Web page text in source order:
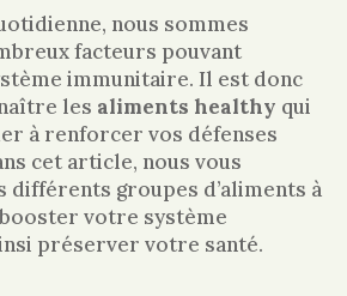
nous sommes
facteurs pouvant
immunitaire. Il est donc
les aliments healthy qui
à renforcer vos défenses
cet article, nous vous
groupes d’aliments à
votre système
préserver votre santé.